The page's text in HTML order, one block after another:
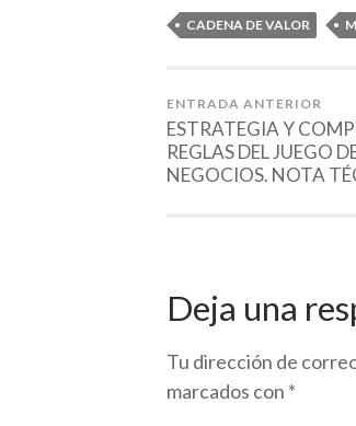
CADENA DE VALOR
ENTRADA ANTERIOR
ESTRATEGIA Y
REGLAS DEL JUEGO
NEGOCIOS. NOTA
Deja una
Tu dirección de
marcados con *